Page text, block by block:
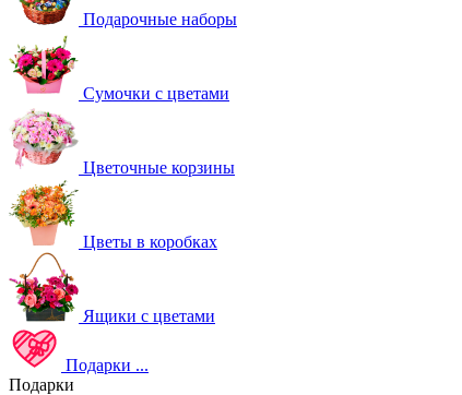
Подарочные наборы
Сумочки с цветами
Цветочные корзины
Цветы в коробках
Ящики с цветами
Подарки ...
Подарки